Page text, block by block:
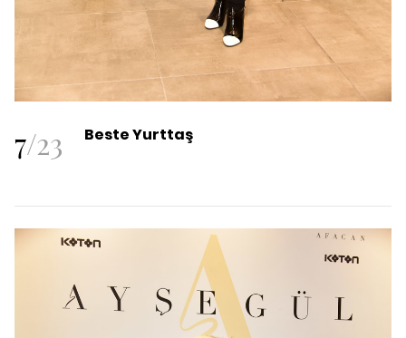
7/23 Beste Yurttaş